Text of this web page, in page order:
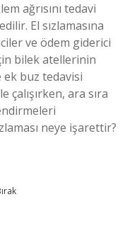
ağrısını tedavi
El sızlamasına
ve ödem giderici
bilek atellerinin
ek buz tedavisi
ara sıra
neye işarettir?